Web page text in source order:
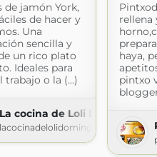
de jamón York,
de hacer y
Una
sencilla y
un rico plato
Ideales para
trabajo o la (...)
La cocina de Loli Dominguez
lacocinadelolidominguez.es
rellena
haya,
pintxo